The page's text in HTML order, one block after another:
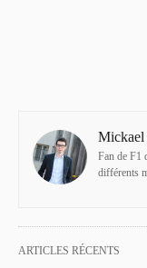
Mickael
Fan de F1
différents
ARTICLES RÉCENTS